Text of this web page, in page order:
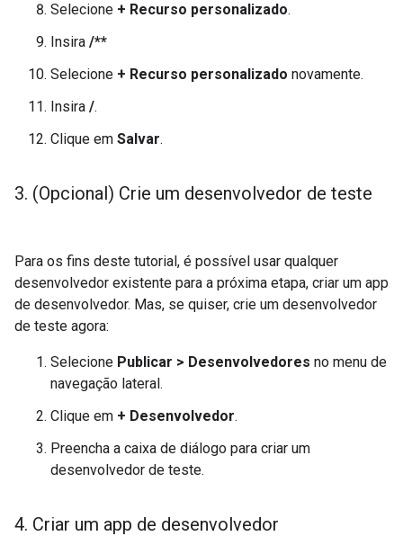
Selecione + Recurso personalizado.
Insira /**
Selecione + Recurso personalizado novamente.
Insira /.
Clique em Salvar.
3. (Opcional) Crie um desenvolvedor de teste
Para os fins deste tutorial, é possível usar qualquer
desenvolvedor existente para a próxima etapa, criar um app
de desenvolvedor. Mas, se quiser, crie um desenvolvedor
de teste agora:
Selecione Publicar > Desenvolvedores no menu de
navegação lateral.
Clique em + Desenvolvedor.
Preencha a caixa de diálogo para criar um
desenvolvedor de teste.
4. Criar um app de desenvolvedor